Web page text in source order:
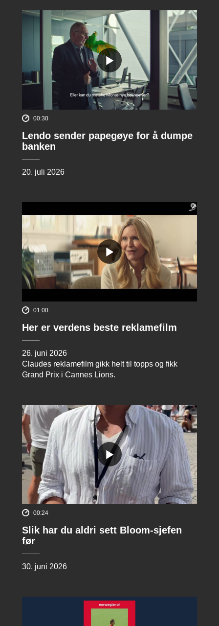
00:30
Lendo sender papegøye for å dumpe
banken
20. juli 2026
01:00
Her er verdens beste reklamefilm
26. juni 2026
Claudes reklamefilm gikk helt til topps og fikk
Grand Prix i Cannes Lions.
00:24
Slik har du aldri sett Bloom-sjefen
før
30. juni 2026